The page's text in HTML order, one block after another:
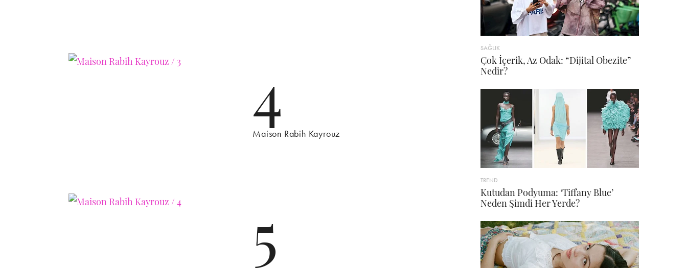
4
Maison Rabih Kayrouz
5
SAĞLIK
Çok İçerik, Az Odak: “Dijital Obezite”
Nedir?
TREND
Kutudan Podyuma: ‘Tiffany Blue’
Neden Şimdi Her Yerde?